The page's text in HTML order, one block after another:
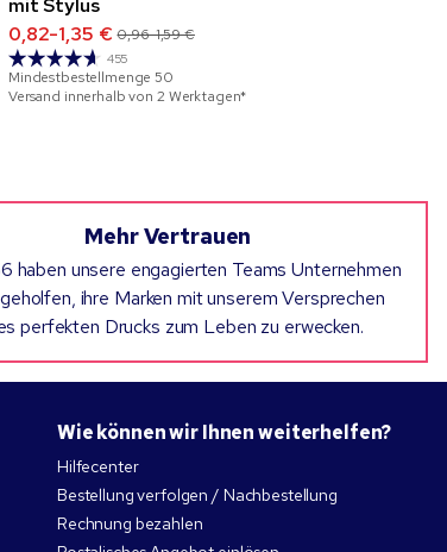
mit Stylus
0,82-1,35 € 0,96-1,59 €
455
Mindestbestellmenge50
Versand innerhalb von 2 Werktagen*
Mehr Vertrauen
haben unsere engagierten Teams Unternehmen
ihre Marken mit unserem Versprechen
perfekten Drucks zum Leben zu erwecken.
Wie können wir Ihnen weiterhelfen?
Hilfecenter
Bestellung verfolgen / Nachbestellung
Rechnung bezahlen